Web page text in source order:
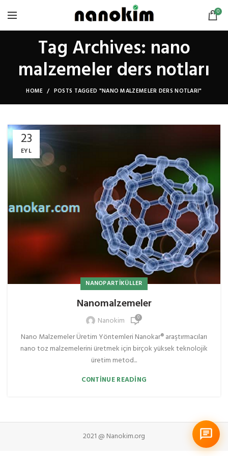
0
Tag Archives: nano
malzemeler ders notları
HOME POSTS TAGGED "NANO MALZEMELER DERS NOTLARI"
23
EYL
NANOPARTIKÜLLER
Nanomalzemeler
Nanokim 0
Nano Malzemeler Üretim Yöntemleri Nanokar® araştırmacıları
nano toz malzemelerini üretmek için birçok yüksek teknolojik
üretim metod...
CONTINUE READING
2021 @ Nanokim.org